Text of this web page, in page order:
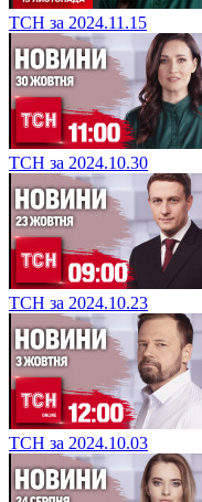
ТСН за 2024.11.15
ТСН за 2024.10.30
ТСН за 2024.10.23
ТСН за 2024.10.03